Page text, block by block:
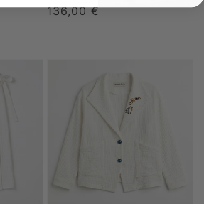
Precio
136,00 €